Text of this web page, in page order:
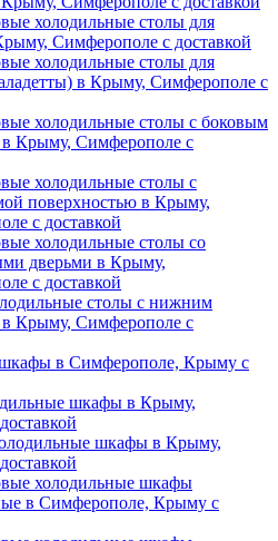
холодильные столы для
Симферополе с доставкой
холодильные столы для
в Крыму, Симферополе с
холодильные столы с боковым
в Крыму, Симферополе с
холодильные столы с
поверхностью в Крыму,
с доставкой
холодильные столы со
дверьми в Крыму,
с доставкой
столы с нижним
в Крыму, Симферополе с
в Симферополе, Крыму с
шкафы в Крыму,
шкафы в Крыму,
холодильные шкафы
в Симферополе, Крыму с